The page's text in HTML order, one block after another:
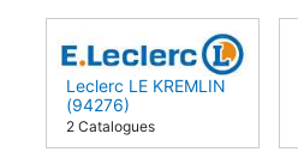
Leclerc LE KREMLIN
(94276)
2 Catalogues